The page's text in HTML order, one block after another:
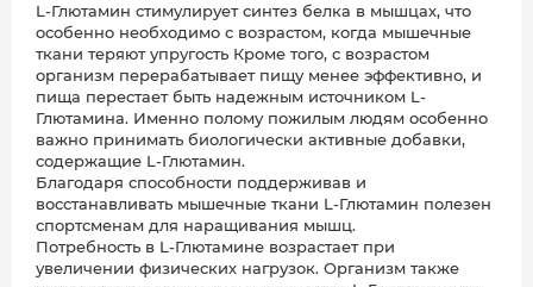
L-Глютамин стимулирует синтез белка в мышцах, что
особенно необходимо с возрастом, когда мышечные
ткани теряют упругость Кроме того, с возрастом
организм перерабатывает пищу менее эффективно, и
пища перестает быть надежным источником L-
Глютамина. Именно полому пожилым людям особенно
важно принимать биологически активные добавки,
содержащие L-Глютамин.
Благодаря способности поддерживав и
восстанавливать мышечные ткани L-Глютамин полезен
спортсменам для наращивания мышц.
Потребность в L-Глютамине возрастает при
увеличении физических нагрузок. Организм также